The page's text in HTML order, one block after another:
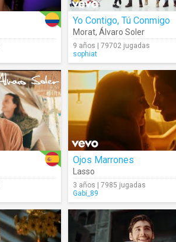
Yo Contigo, Tú Conmigo
Morat, Álvaro Soler
9 años | 79702 jugadas
sophiat
Ojos Marrones
Lasso
3 años | 7985 jugadas
Gabi_89